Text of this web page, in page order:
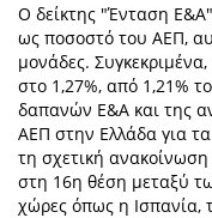
Ο δείκτης "Ένταση
ως ποσοστό του ΑΕΠ,
μονάδες.
στο 1,27%, από 1,21%
δαπανών Ε&Α και της
ΑΕΠ στην Ελλάδα για
τη σχετική
στη 16η θέση μεταξύ
χώρες όπως η Ισπανία,